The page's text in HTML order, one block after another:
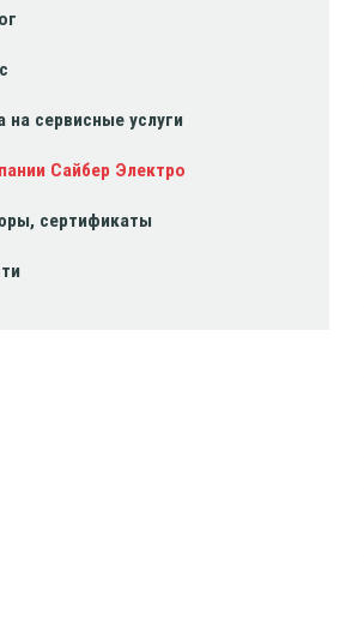
на сервисные услуги
Сайбер Электро
сертификаты